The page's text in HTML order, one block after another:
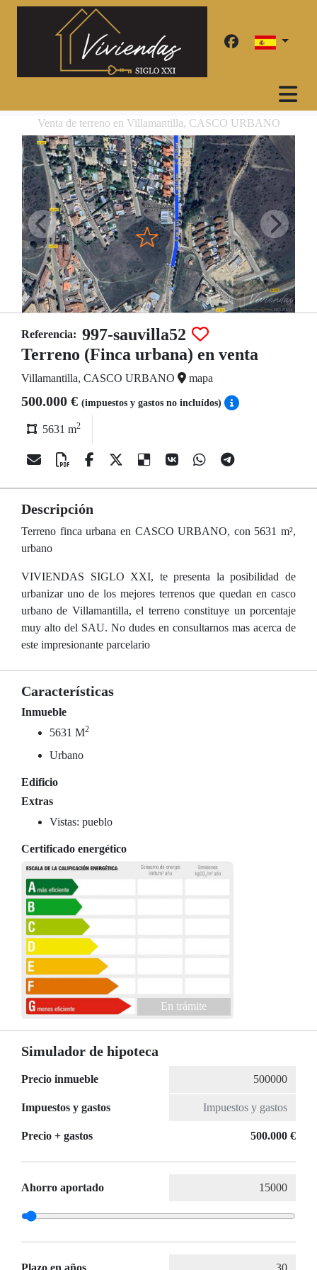
Venta de terreno en Villamantilla, CASCO URBANO
Referencia: 997-sauvilla52
Terreno (Finca urbana) en venta
Villamantilla, CASCO URBANO mapa
500.000 € (impuestos y gastos no incluídos)
5631 m2
Descripción
Terreno finca urbana en CASCO URBANO, con 5631 m²,
urbano
VIVIENDAS SIGLO XXI, te presenta la posibilidad de
urbanizar uno de los mejores terrenos que quedan en casco
urbano de Villamantilla, el terreno constituye un porcentaje
muy alto del SAU. No dudes en consultarnos mas acerca de
este impresionante parcelario
Características
Inmueble
5631 M2
Urbano
Edificio
Extras
Vistas: pueblo
Certificado energético
En trámite
Simulador de hipoteca
Precio inmueble
Impuestos y gastos
Precio + gastos 500.000 €
Ahorro aportado